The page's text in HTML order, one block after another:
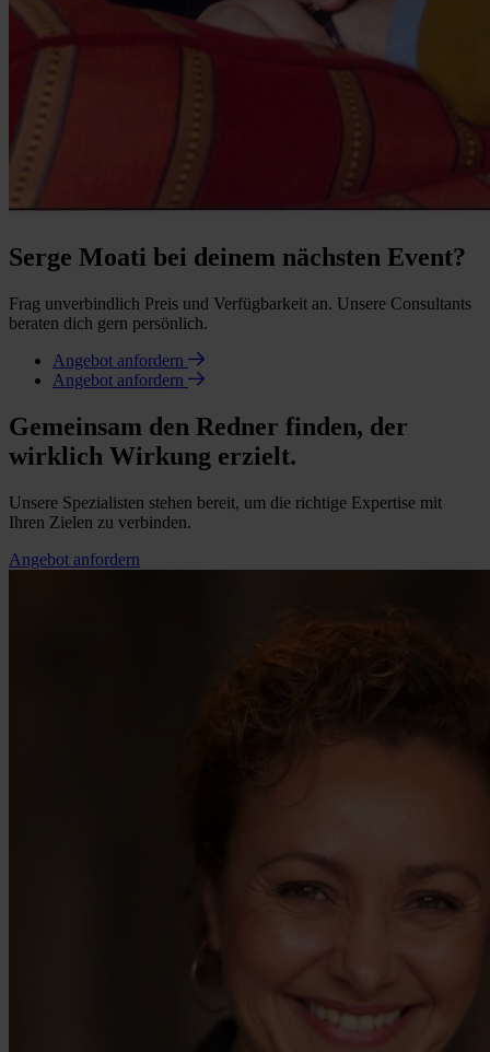
Serge Moati bei deinem nächsten Event?
Frag unverbindlich Preis und Verfügbarkeit an. Unsere Consultants
beraten dich gern persönlich.
Angebot anfordern
Angebot anfordern
Gemeinsam den Redner finden, der
wirklich Wirkung erzielt.
Unsere Spezialisten stehen bereit, um die richtige Expertise mit
Ihren Zielen zu verbinden.
Angebot anfordern